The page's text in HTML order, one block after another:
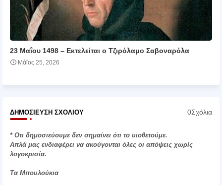
23 Μαΐου 1498 – Εκτελείται ο Τζιρόλαμο Σαβοναρόλα
Μάϊος 25, 2026
ΔΗΜΟΣΊΕΥΣΗ ΣΧΟΛΊΟΥ 0Σχόλια
* Οτι δημοσιεύουμε δεν σημαίνει ότι το υιοθετούμε.
Απλά μας ενδιαφέρει να ακούγονται όλες οι απόψεις χωρίς
λογοκρισία.
Τα Μπουλούκια